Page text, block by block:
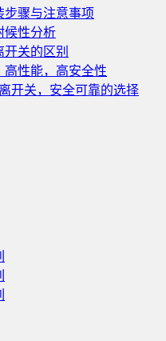
步骤与注意事项
候性分析
关的区别
高性能，高安全性
开关，安全可靠的选择